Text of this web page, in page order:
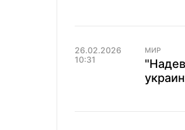
26.02.2026
10:31
МИР